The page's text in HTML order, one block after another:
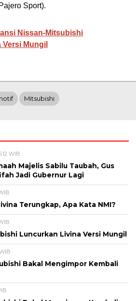
Sport).
Nissan-Mitsubishi
Mungil
Mitsubishi
WIB
Majelis Sabilu Taubah, Gus
Jadi Gubernur Lagi
Terungkap, Apa Kata NMI?
Luncurkan Livina Versi Mungil
Bakal Mengimpor Kembali